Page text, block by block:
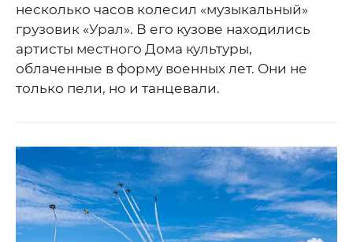
несколько часов колесил «музыкальный»
грузовик «Урал». В его кузове находились
артисты местного Дома культуры,
облаченные в форму военных лет. Они не
только пели, но и танцевали.